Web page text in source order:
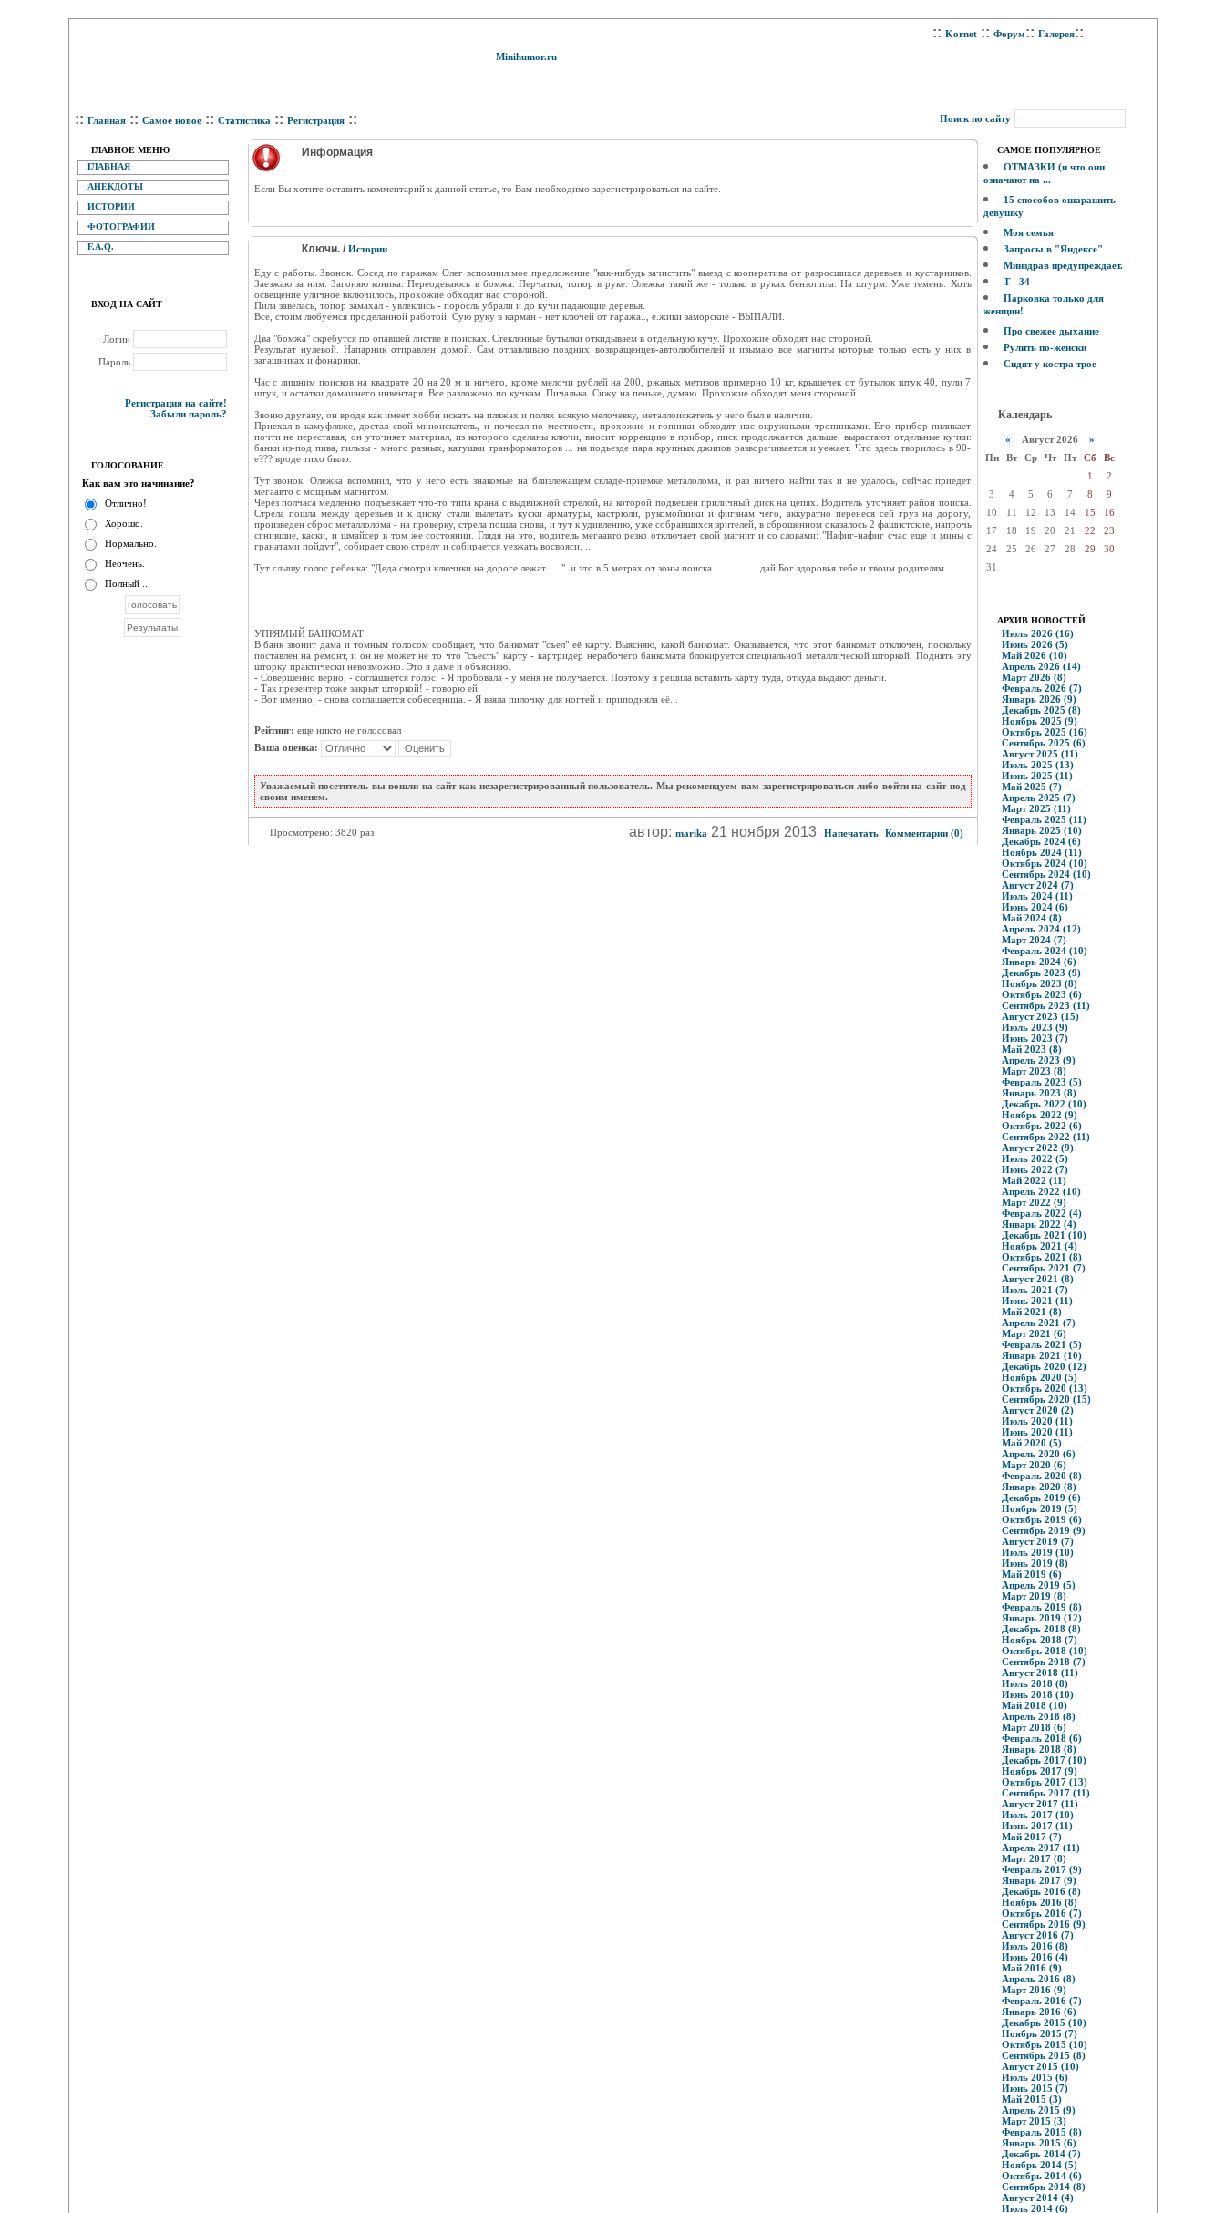
Minihumor.ru
:: Kornet :: Форум:: Галерея::
:: Главная :: Самое новое :: Статистика :: Регистрация :: Поиск по сайту
ГЛАВНОЕ МЕНЮ
ГЛАВНАЯ
АНЕКДОТЫ
ИСТОРИИ
ФОТОГРАФИИ
F.A.Q.
ВХОД НА САЙТ
Логин
Пароль
Регистрация на сайте!
Забыли пароль?
ГОЛОСОВАНИЕ
Как вам это начинание?
Отлично!
Хорошо.
Нормально.
Неочень.
Полный ...
Информация
Eсли Вы хотите оставить комментарий к данной статье, то Вам необходимо зарегистрироваться на сайте.
Ключи. / Истории
Еду с работы. Звонок. Сосед по гаражам Олег вспомнил мое предложение "как-нибудь зачистить" выезд с кооператива от разросшихся деревьев и кустарников.
Заезжаю за ним. Загоняю коника. Переодеваюсь в бомжа. Перчатки, топор в руке. Олежка такой же - только в руках бензопила. На штурм. Уже темень. Хоть
освещение уличное включилось, прохожие обходят нас стороной.
Пила завелась, топор замахал - увлеклись - поросль убрали и до кучи падающие деревья.
Все, стоим любуемся проделанной работой. Сую руку в карман - нет ключей от гаража.., е.жики заморские - ВЫПАЛИ.
Два "бомжа" скребутся по опавшей листве в поисках. Стеклянные бутылки откидываем в отдельную кучу. Прохожие обходят нас стороной.
Результат нулевой. Напарник отправлен домой. Сам отлавливаю поздних возвращенцев-автолюбителей и изымаю все магниты которые только есть у них в
загашниках и фонарики.
Час с лишним поисков на квадрате 20 на 20 м и ничего, кроме мелочи рублей на 200, ржавых метизов примерно 10 кг, крышечек от бутылок штук 40, пули 7
штук, и остатки домашнего инвентаря. Все разложено по кучкам. Пичалька. Сижу на пеньке, думаю. Прохожие обходят меня стороной.
Звоню другану, он вроде как имеет хобби искать на пляжах и полях всякую мелочевку, металлоискатель у него был в наличии.
Приехал в камуфляже, достал свой миноискатель, и почесал по местности, прохожие и гопники обходят нас окружными тропинками. Его прибор пиликает
почти не переставая, он уточняет материал, из которого сделаны ключи, вносит коррекцию в прибор, писк продолжается дальше. вырастают отдельные кучки:
банки из-под пива, гильзы - много разных, катушки транформаторов ... на подьезде пара крупных джипов разворачивается и уежает. Что здесь творилось в 90-
е??? вроде тихо было.
Тут звонок. Олежка вспомнил, что у него есть знакомые на близлежащем складе-приемке металолома, и раз ничего найти так и не удалось, сейчас приедет
мегаавто с мощным магнитом.
Через полчаса медленно подъезжает что-то типа крана с выдвижной стрелой, на которой подвешен приличный диск на цепях. Водитель уточняет район поиска.
Стрела пошла между деревьев и к диску стали вылетать куски арматуры, кастрюли, рукомойники и фигзнам чего, аккуратно перенеся сей груз на дорогу,
произведен сброс металлолома - на проверку, стрела пошла снова, и тут к удивлению, уже собравшихся зрителей, в сброшенном оказалось 2 фашистские, напрочь
сгнившие, каски, и шмайсер в том же состоянии. Глядя на это, водитель мегаавто резко отключает свой магнит и со словами: "Нафиг-нафиг счас еще и мины с
гранатами пойдут", собирает свою стрелу и собирается уезжать восвояси. ...
Тут слышу голос ребенка: "Деда смотри ключики на дороге лежат......". и это в 5 метрах от зоны поиска………….. дай Бог здоровья тебе и твоим родителям…..
УПРЯМЫЙ БАНКОМАТ
В банк звонит дама и томным голосом сообщает, что банкомат "съел" её карту. Выясняю, какой банкомат. Оказывается, что этот банкомат отключен, поскольку
поставлен на ремонт, и он не может не то что "съесть" карту - картридер нерабочего банкомата блокируется специальной металлической шторкой. Поднять эту
шторку практически невозможно. Это я даме и объясняю.
- Совершенно верно, - соглашается голос. - Я пробовала - у меня не получается. Поэтому я решила вставить карту туда, откуда выдают деньги.
- Так презентер тоже закрыт шторкой! - говорю ей.
- Вот именно, - снова соглашается собеседница. - Я взяла пилочку для ногтей и приподняла её...
Рейтинг: еще никто не голосовал
Ваша оценка:
Уважаемый посетитель вы вошли на сайт как незарегистрированный пользователь. Мы рекомендуем вам зарегистрироваться либо войти на сайт под
своим именем.
Просмотрено: 3820 раз автор: marika 21 ноября 2013 Напечатать Комментарии (0)
САМОЕ ПОПУЛЯРНОЕ
ОТМАЗКИ (и что они
означают на ...
15 способов ошарашить
девушку
Моя семья
Запросы в "Яндексе"
Минздрав предупреждает.
Т - 34
Парковка только для
женщин!
Про свежее дыхание
Рулить по-женски
Сидят у костра трое
Календарь
« Август 2026 »
Пн
Вт Ср Чт Пт Сб
Вс
1
2
3
4 5 6 7 8
9
10
11 12 13 14 15
16
17
18 19 20 21 22
23
24
25 26 27 28 29
30
31
АРХИВ НОВОСТЕЙ
Июль 2026 (16)
Июнь 2026 (5)
Май 2026 (10)
Апрель 2026 (14)
Март 2026 (8)
Февраль 2026 (7)
Январь 2026 (9)
Декабрь 2025 (8)
Ноябрь 2025 (9)
Октябрь 2025 (16)
Сентябрь 2025 (6)
Август 2025 (11)
Июль 2025 (13)
Июнь 2025 (11)
Май 2025 (7)
Апрель 2025 (7)
Март 2025 (11)
Февраль 2025 (11)
Январь 2025 (10)
Декабрь 2024 (6)
Ноябрь 2024 (11)
Октябрь 2024 (10)
Сентябрь 2024 (10)
Август 2024 (7)
Июль 2024 (11)
Июнь 2024 (6)
Май 2024 (8)
Апрель 2024 (12)
Март 2024 (7)
Февраль 2024 (10)
Январь 2024 (6)
Декабрь 2023 (9)
Ноябрь 2023 (8)
Октябрь 2023 (6)
Сентябрь 2023 (11)
Август 2023 (15)
Июль 2023 (9)
Июнь 2023 (7)
Май 2023 (8)
Апрель 2023 (9)
Март 2023 (8)
Февраль 2023 (5)
Январь 2023 (8)
Декабрь 2022 (10)
Ноябрь 2022 (9)
Октябрь 2022 (6)
Сентябрь 2022 (11)
Август 2022 (9)
Июль 2022 (5)
Июнь 2022 (7)
Май 2022 (11)
Апрель 2022 (10)
Март 2022 (9)
Февраль 2022 (4)
Январь 2022 (4)
Декабрь 2021 (10)
Ноябрь 2021 (4)
Октябрь 2021 (8)
Сентябрь 2021 (7)
Август 2021 (8)
Июль 2021 (7)
Июнь 2021 (11)
Май 2021 (8)
Апрель 2021 (7)
Март 2021 (6)
Февраль 2021 (5)
Январь 2021 (10)
Декабрь 2020 (12)
Ноябрь 2020 (5)
Октябрь 2020 (13)
Сентябрь 2020 (15)
Август 2020 (2)
Июль 2020 (11)
Июнь 2020 (11)
Май 2020 (5)
Апрель 2020 (6)
Март 2020 (6)
Февраль 2020 (8)
Январь 2020 (8)
Декабрь 2019 (6)
Ноябрь 2019 (5)
Октябрь 2019 (6)
Сентябрь 2019 (9)
Август 2019 (7)
Июль 2019 (10)
Июнь 2019 (8)
Май 2019 (6)
Апрель 2019 (5)
Март 2019 (8)
Февраль 2019 (8)
Январь 2019 (12)
Декабрь 2018 (8)
Ноябрь 2018 (7)
Октябрь 2018 (10)
Сентябрь 2018 (7)
Август 2018 (11)
Июль 2018 (8)
Июнь 2018 (10)
Май 2018 (10)
Апрель 2018 (8)
Март 2018 (6)
Февраль 2018 (6)
Январь 2018 (8)
Декабрь 2017 (10)
Ноябрь 2017 (9)
Октябрь 2017 (13)
Сентябрь 2017 (11)
Август 2017 (11)
Июль 2017 (10)
Июнь 2017 (11)
Май 2017 (7)
Апрель 2017 (11)
Март 2017 (8)
Февраль 2017 (9)
Январь 2017 (9)
Декабрь 2016 (8)
Ноябрь 2016 (8)
Октябрь 2016 (7)
Сентябрь 2016 (9)
Август 2016 (7)
Июль 2016 (8)
Июнь 2016 (4)
Май 2016 (9)
Апрель 2016 (8)
Март 2016 (9)
Февраль 2016 (7)
Январь 2016 (6)
Декабрь 2015 (10)
Ноябрь 2015 (7)
Октябрь 2015 (10)
Сентябрь 2015 (8)
Август 2015 (10)
Июль 2015 (6)
Июнь 2015 (7)
Май 2015 (3)
Апрель 2015 (9)
Март 2015 (3)
Февраль 2015 (8)
Январь 2015 (6)
Декабрь 2014 (7)
Ноябрь 2014 (5)
Октябрь 2014 (6)
Сентябрь 2014 (8)
Август 2014 (4)
Июль 2014 (6)